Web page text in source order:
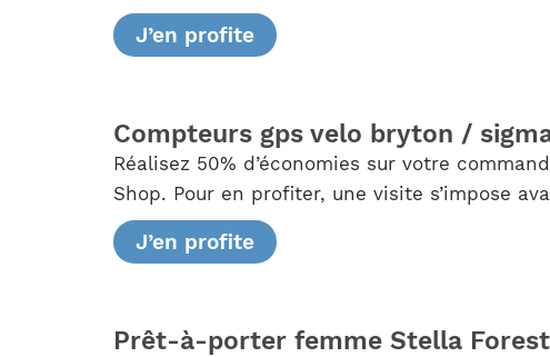
J’en profite
Compteurs gps velo bryton /
Réalisez 50% d’économies sur votre
Shop. Pour en profiter, une visite s’impose
J’en profite
Prêt-à-porter femme Stella Forest